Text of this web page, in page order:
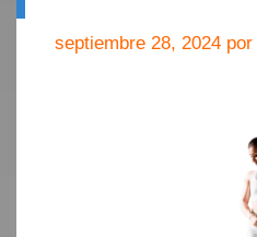
septiembre 28, 2024 por